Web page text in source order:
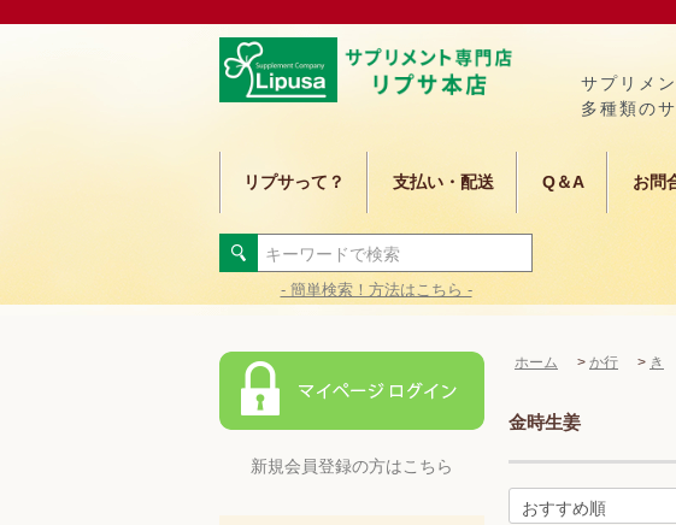
サプリメ
多種類の
リプサって？ 支払い・配送 Q＆A お問
- 簡単検索！方法はこちら -
新規会員登録の方はこちら
ホーム > か行 > き
金時生姜